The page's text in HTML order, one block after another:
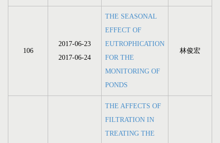
106
2017-06-23
2017-06-24
THE SEASONAL
EFFECT OF
EUTROPHICATION
FOR THE
MONITORING OF
PONDS
林俊宏
THE AFFECTS OF
FILTRATION IN
TREATING THE